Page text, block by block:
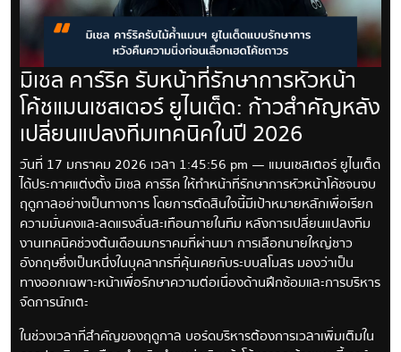
มิเชล คาร์ริค รับหน้าที่รักษาการหัวหน้า
โค้ชแมนเชสเตอร์ ยูไนเต็ด: ก้าวสำคัญหลัง
เปลี่ยนแปลงทีมเทคนิคในปี 2026
วันที่ 17 มกราคม 2026 เวลา 1:45:56 pm — แมนเชสเตอร์ ยูไนเต็ด
ได้ประกาศแต่งตั้ง มิเชล คาร์ริค ให้ทำหน้าที่รักษาการหัวหน้าโค้ชจนจบ
ฤดูกาลอย่างเป็นทางการ โดยการตัดสินใจนี้มีเป้าหมายหลักเพื่อเรียก
ความมั่นคงและลดแรงสั่นสะเทือนภายในทีม หลังการเปลี่ยนแปลงทีม
งานเทคนิคช่วงต้นเดือนมกราคมที่ผ่านมา การเลือกนายใหญ่ชาว
อังกฤษซึ่งเป็นหนึ่งในบุคลากรที่คุ้นเคยกับระบบสโมสร มองว่าเป็น
ทางออกเฉพาะหน้าเพื่อรักษาความต่อเนื่องด้านฝึกซ้อมและการบริหาร
จัดการนักเตะ
ในช่วงเวลาที่สำคัญของฤดูกาล บอร์ดบริหารต้องการเวลาเพิ่มเติมใน